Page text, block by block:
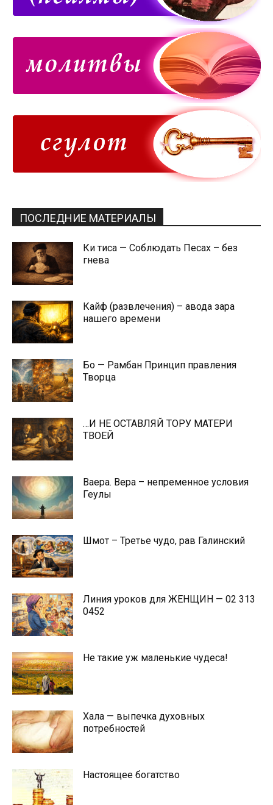
ПОСЛЕДНИЕ МАТЕРИАЛЫ
Ки тиса — Соблюдать Песах – без
гнева
Кайф (развлечения) – авода зара
нашего времени
Бо — Рамбан Принцип правления
Творца
…И НЕ ОСТАВЛЯЙ ТОРУ МАТЕРИ
ТВОЕЙ
Ваера. Вера – непременное условия
Геулы
Шмот – Третье чудо, рав Галинский
Линия уроков для ЖЕНЩИН — 02 313
0452
Не такие уж маленькие чудеса!
Хала — выпечка духовных
потребностей
Настоящее богатство